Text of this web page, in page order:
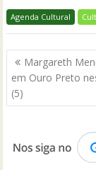
Agenda Cultural
Navegação
de
Post
Margareth
em Ouro Preto
(5)